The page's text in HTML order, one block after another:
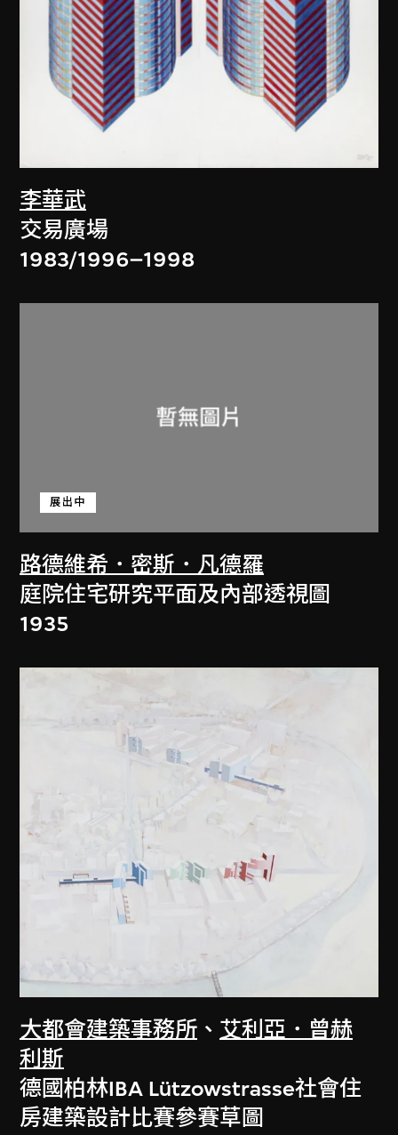
李華武
交易廣場
1983/1996–1998
路德維希．密斯．凡德羅
展出中
庭院住宅研究平面及內部透視圖
1935
大都會建築事務所 、 艾利亞．曾赫
利斯
德國柏林IBA Lützowstrasse社會住
房建築設計比賽參賽草圖